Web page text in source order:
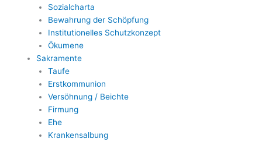
Sozialcharta
Bewahrung der Schöpfung
Institutionelles Schutzkonzept
Ökumene
Sakramente
Taufe
Erstkommunion
Versöhnung / Beichte
Firmung
Ehe
Krankensalbung